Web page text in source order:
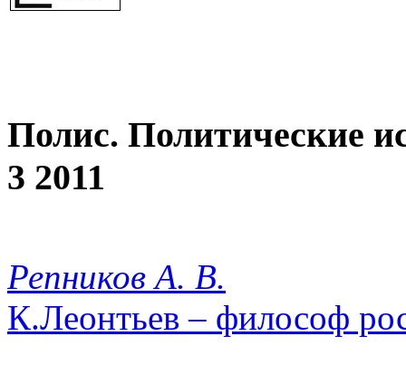
Полис. Политические
3 2011
Репников А. В.
К.Леонтьев – философ